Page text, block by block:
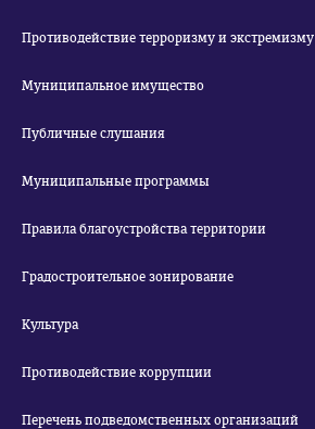
Противодействие терроризму и экстремизму
Муниципальное имущество
Публичные слушания
Муниципальные программы
Правила благоустройства территории
Градостроительное зонирование
Культура
Противодействие коррупции
Перечень подведомственных организаций